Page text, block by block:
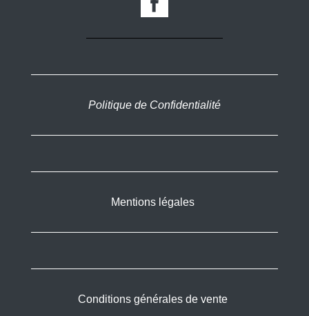
Politique de Confidentialité
Mentions légales
Conditions générales de vente